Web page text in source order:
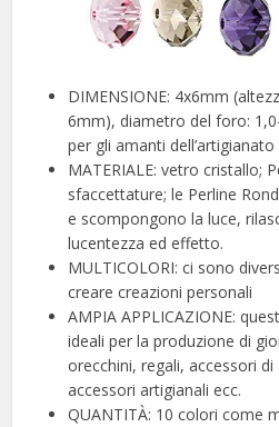
DIMENSIONE: 4x6mm
6mm), diametro del foro:
per gli amanti
MATERIALE: vetro cristallo;
sfaccettature; le Perline
e scompongono la luce,
lucentezza ed effetto.
MULTICOLORI: ci sono
creare creazioni personali
AMPIA APPLICAZIONE:
ideali per la produzione di
orecchini, regali, accessori
accessori artigianali ecc.
QUANTITÀ: 10 colori come